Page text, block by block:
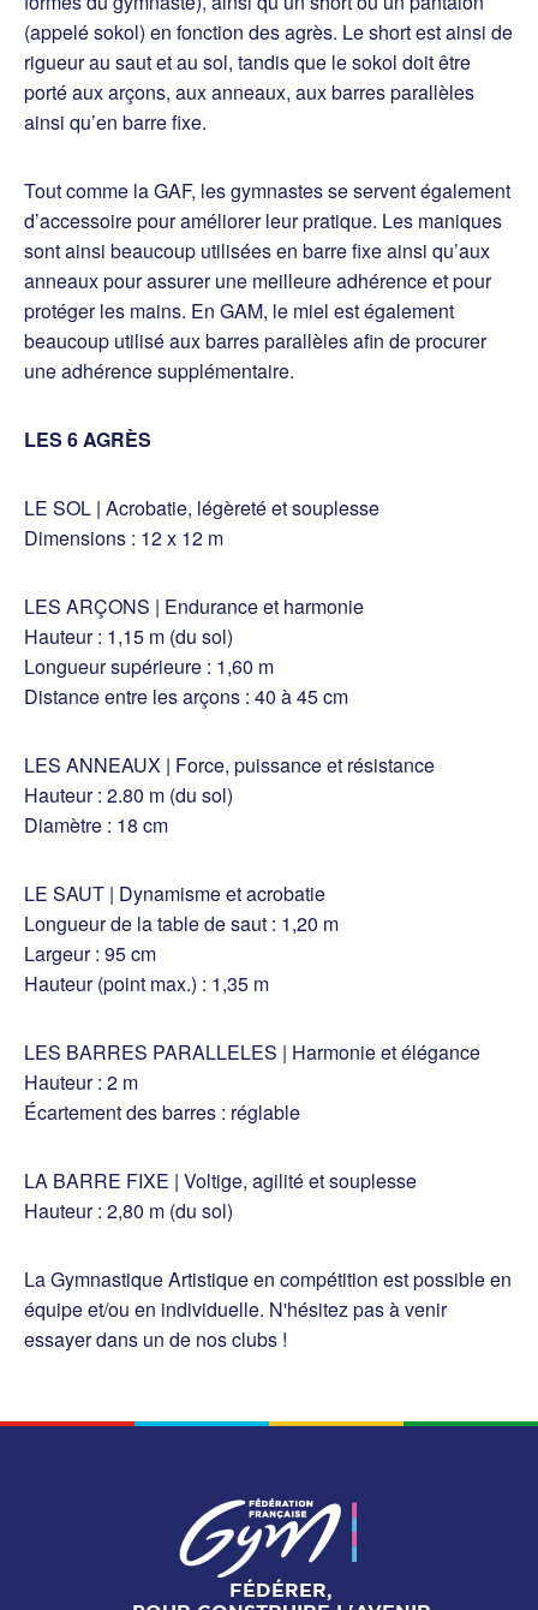
(appelé sokol) en fonction des agrès. Le short est ainsi de
rigueur au saut et au sol, tandis que le sokol doit être
porté aux arçons, aux anneaux, aux barres parallèles
ainsi qu’en barre fixe.
Tout comme la GAF, les gymnastes se servent également
d’accessoire pour améliorer leur pratique. Les maniques
sont ainsi beaucoup utilisées en barre fixe ainsi qu’aux
anneaux pour assurer une meilleure adhérence et pour
protéger les mains. En GAM, le miel est également
beaucoup utilisé aux barres parallèles afin de procurer
une adhérence supplémentaire.
LES 6 AGRÈS
LE SOL | Acrobatie, légèreté et souplesse
Dimensions : 12 x 12 m
LES ARÇONS | Endurance et harmonie
Hauteur : 1,15 m (du sol)
Longueur supérieure : 1,60 m
Distance entre les arçons : 40 à 45 cm
LES ANNEAUX | Force, puissance et résistance
Hauteur : 2.80 m (du sol)
Diamètre : 18 cm
LE SAUT | Dynamisme et acrobatie
Longueur de la table de saut : 1,20 m
Largeur : 95 cm
Hauteur (point max.) : 1,35 m
LES BARRES PARALLELES | Harmonie et élégance
Hauteur : 2 m
Écartement des barres : réglable
LA BARRE FIXE | Voltige, agilité et souplesse
Hauteur : 2,80 m (du sol)
La Gymnastique Artistique en compétition est possible en
équipe et/ou en individuelle. N'hésitez pas à venir
essayer dans un de nos clubs !
FÉDÉRER,